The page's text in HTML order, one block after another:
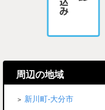
周辺の地域
新川町-大分市